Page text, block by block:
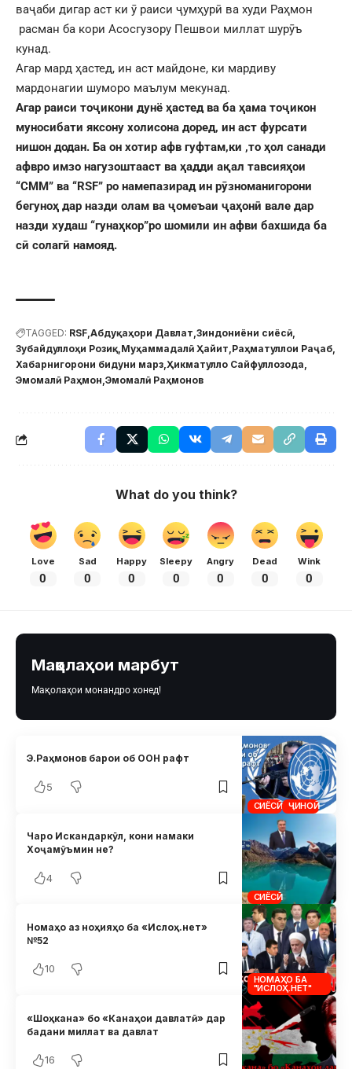
ваҷаби дигар аст ки ӯ раиси ҷумҳурӣ ва худи Раҳмон
расман ба кори Асосгузору Пешвои миллат шурӯъ
кунад.
Агар мард ҳастед, ин аст майдоне, ки мардиву
мардонагии шуморо маълум мекунад.
Агар раиси тоҷикони дунё ҳастед ва ба ҳама тоҷикон
муносибати яксону холисона доред, ин аст фурсати
нишон додан. Ба он хотир афв гуфтам,ки ,то ҳол санади
афвро имзо нагузоштааст ва ҳадди ақал тавсияҳои
“СММ” ва “RSF” ро намепазирад ин рӯзноманигорони
бегуноҳ дар назди олам ва ҷомеъаи ҷаҳонӣ вале дар
назди худаш “гунаҳкор”ро шомили ин афви бахшида ба
сӣ солагӣ намояд.
TAGGED: RSF Абдуқаҳори Давлат Зиндониёни сиёсӣ
Зубайдуллоҳи Розиқ Муҳаммадалӣ Ҳайит Раҳматуллои Раҷаб
Хабарнигорони бидуни марз Ҳикматулло Сайфуллозода
Эмомалӣ Раҳмон Эмомалӣ Раҳмонов
What do you think?
Love
0
Sad
0
Happy
0
Sleepy
0
Angry
0
Dead
0
Wink
0
Мақолаҳои марбут
Мақолаҳои монандро хонед!
СИЁСӢ ҶИНОӢ
Э.Раҳмонов барои об ООН рафт
5
СИЁСӢ
Чаро Искандаркӯл, кони намаки
Хоҷамӯъмин не?
4
НОМАҲО БА
"ИСЛОҲ.НЕТ"
Номаҳо аз ноҳияҳо ба «Ислоҳ.нет»
№52
10
«Шоҳкана» бо «Канаҳои давлатӣ» дар
бадани миллат ва давлат
16